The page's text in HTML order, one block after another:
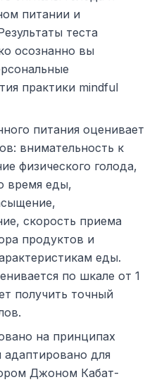
питании и
теста
осознанно вы
практики mindful
питания оценивает
внимательность к
физического голода,
время еды,
скорость приема
продуктов и
еды.
по шкале от 1
получить точный
на принципах
для
Джоном Кабат-